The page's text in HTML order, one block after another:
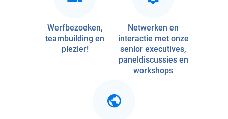
Werfbezoeken,
teambuilding en
plezier!
Netwerken en
interactie met onze
senior executives,
paneldiscussies en
workshops